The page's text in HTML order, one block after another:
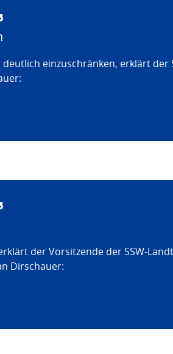
einzuschränken, erklärt der
der Vorsitzende der SSW-
Dirschauer: